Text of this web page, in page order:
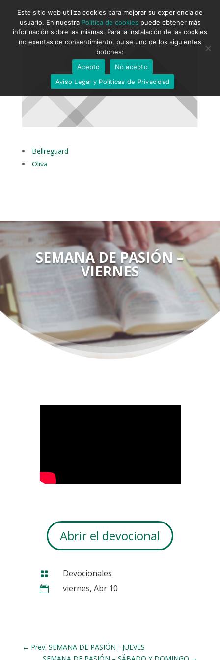
Bellreguard
Oliva
SEMANA DE PASIÓN –
VIERNES
Abrir el devocional
 Devocionales
 viernes, Abr 10
← Prev: SEMANA DE PASIÓN - JUEVES
Este sitio web utiliza cookies para mejorar su experiencia de
usuario. En nuestra Política de cookies puede obtener más
información sobre las mismas. Para la instalación de las cookies
no exentas de consentimiento, pulse uno de los siguientes
botones:
Acepto
No acepto
Aviso Legal y Políticas de Privacidad